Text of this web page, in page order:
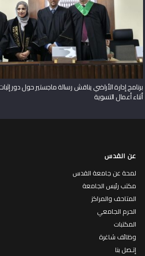
برنامج إدارة الأراضي يناقش رسالة ماجستير حول دور
أثناء أعمال التسوية
عن القدس
لمحة عن جامعة القدس
مكتب رئيس الجامعة
المتاحف والمراكز
الحرم الجامعي
المكتبات
وظائف شاغرة
إتـصل بنا